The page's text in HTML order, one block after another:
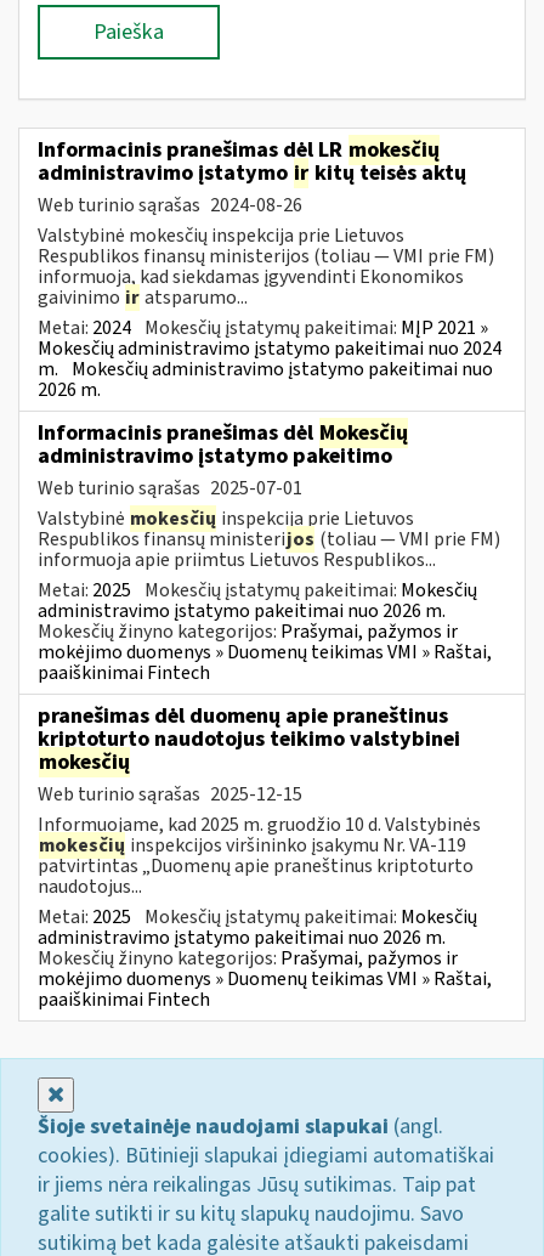
Paieška
Informacinis pranešimas dėl LR mokesčių
administravimo įstatymo ir kitų teisės aktų
Web turinio sąrašas 2024-08-26
Valstybinė mokesčių inspekcija prie Lietuvos
Respublikos finansų ministerijos (toliau — VMI prie FM)
informuoja, kad siekdamas įgyvendinti Ekonomikos
gaivinimo iratsparumo...
Metai: 2024 Mokesčių įstatymų pakeitimai: MĮP 2021 »
Mokesčių administravimo įstatymo pakeitimai nuo 2024
m. Mokesčių administravimo įstatymo pakeitimai nuo
2026 m.
Informacinis pranešimas dėl Mokesčių
administravimo įstatymo pakeitimo
Web turinio sąrašas 2025-07-01
Valstybinė mokesčių inspekcija prie Lietuvos
Respublikos finansų ministerijos (toliau — VMI prie FM)
informuoja apie priimtus Lietuvos Respublikos...
Metai: 2025 Mokesčių įstatymų pakeitimai: Mokesčių
administravimo įstatymo pakeitimai nuo 2026 m.
Mokesčių žinyno kategorijos: Prašymai, pažymos ir
mokėjimo duomenys » Duomenų teikimas VMI » Raštai,
paaiškinimai Fintech
pranešimas dėl duomenų apie praneštinus
kriptoturto naudotojus teikimo valstybinei
mokesčių
Web turinio sąrašas 2025-12-15
Informuojame, kad 2025 m. gruodžio 10 d. Valstybinės
mokesčių inspekcijos viršininko įsakymu Nr. VA-119
patvirtintas „Duomenų apie praneštinus kriptoturto
naudotojus...
Metai: 2025 Mokesčių įstatymų pakeitimai: Mokesčių
administravimo įstatymo pakeitimai nuo 2026 m.
Mokesčių žinyno kategorijos: Prašymai, pažymos ir
mokėjimo duomenys » Duomenų teikimas VMI » Raštai,
paaiškinimai Fintech
Šioje svetainėje naudojami slapukai (angl.
cookies). Būtinieji slapukai įdiegiami automatiškai
ir jiems nėra reikalingas Jūsų sutikimas. Taip pat
galite sutikti ir su kitų slapukų naudojimu. Savo
sutikimą bet kada galėsite atšaukti pakeisdami